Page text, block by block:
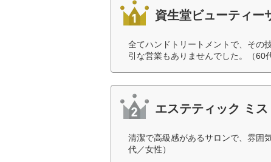
資生堂ビューティー
全てハンドトリートメントで、その
引な営業もありませんでした。（60
エステティック ミス
清潔で高級感があるサロンで、雰囲
代／女性）